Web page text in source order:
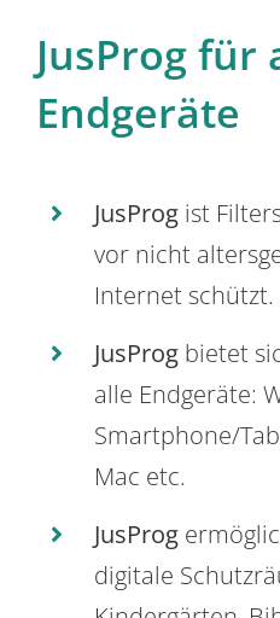
JusProg für
Endgeräte
JusProg ist
vor nicht
Internet schützt.
JusProg bietet
alle Endgeräte:
Smartphone/
Mac etc.
JusProg
digitale